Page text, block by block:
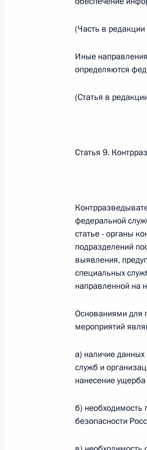
Министров
26 июля 2026 года
Федеральный
О внесении
Федерального
Федеральный
О внесении
26 июля 2026 года
Федеральный
правонарушениях
26 июля 2026 года
Федеральный
Республики
(Часть в
Иные
определяются
(Статья в
Статья 9.
федеральной
статье - органы
подразделений
выявления,
специальных
направленной на
Основаниями для
мероприятий
а) наличие
служб и
нанесение
б) необходимость
безопасности